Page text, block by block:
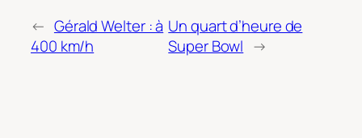
← Gérald Welter : à
400 km/h
Un quart d’heure de
Super Bowl →